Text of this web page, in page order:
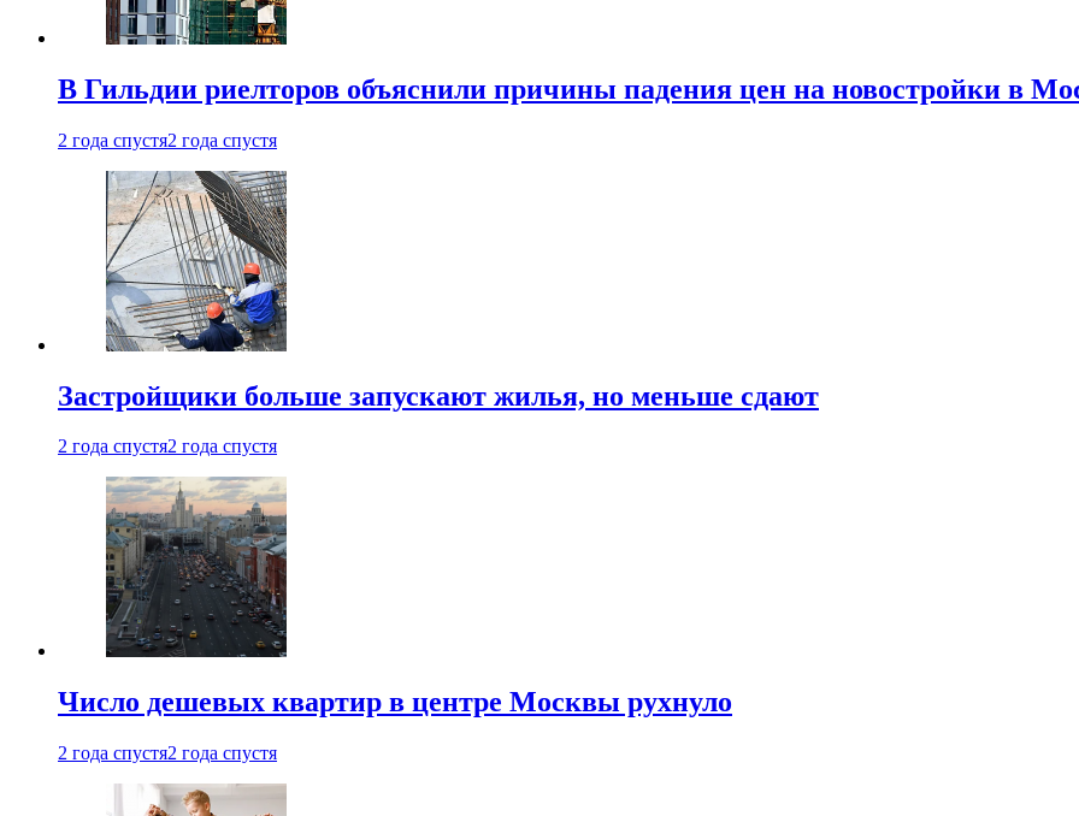
В Гильдии риелторов объяснили причины падения цен на новостройки в
2 года спустя2 года спустя
Застройщики больше запускают жилья, но меньше сдают
2 года спустя2 года спустя
Число дешевых квартир в центре Москвы рухнуло
2 года спустя2 года спустя